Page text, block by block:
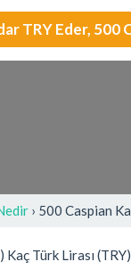
TRY Eder, 500
› 500 Caspian
Kaç Türk Lirası